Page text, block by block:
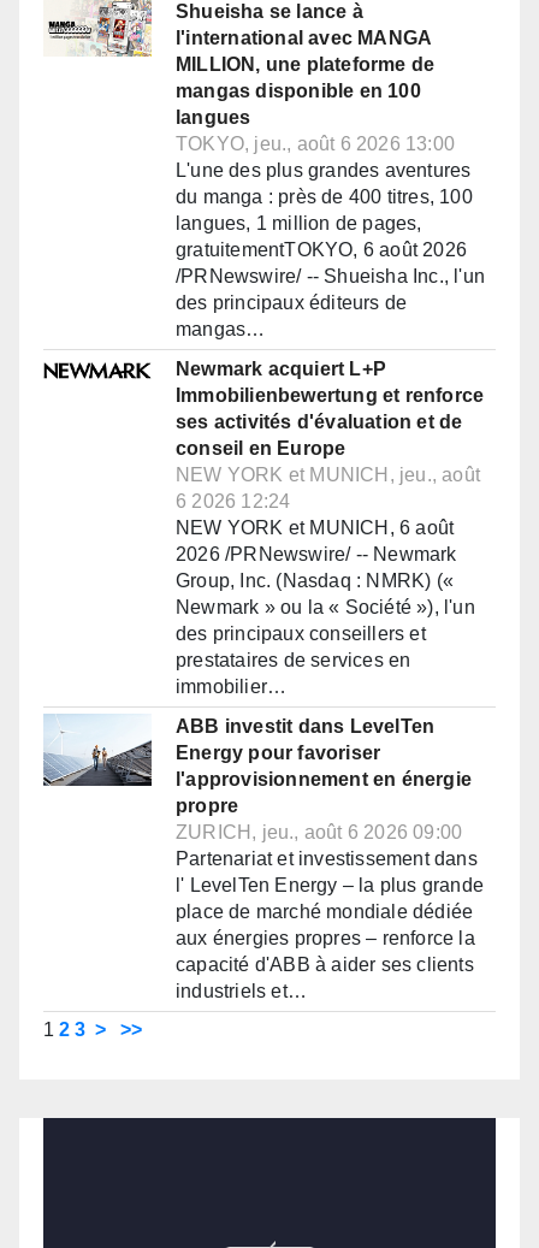
Shueisha se lance à
l'international avec MANGA
MILLION, une plateforme de
mangas disponible en 100
langues
TOKYO, jeu., août 6 2026 13:00
L'une des plus grandes aventures
du manga : près de 400 titres, 100
langues, 1 million de pages,
gratuitementTOKYO, 6 août 2026
/PRNewswire/ -- Shueisha Inc., l'un
des principaux éditeurs de
mangas…
Newmark acquiert L+P
Immobilienbewertung et renforce
ses activités d'évaluation et de
conseil en Europe
NEW YORK et MUNICH, jeu., août
6 2026 12:24
NEW YORK et MUNICH, 6 août
2026 /PRNewswire/ -- Newmark
Group, Inc. (Nasdaq : NMRK) («
Newmark » ou la « Société »), l'un
des principaux conseillers et
prestataires de services en
immobilier…
ABB investit dans LevelTen
Energy pour favoriser
l'approvisionnement en énergie
propre
ZURICH, jeu., août 6 2026 09:00
Partenariat et investissement dans
l' LevelTen Energy – la plus grande
place de marché mondiale dédiée
aux énergies propres – renforce la
capacité d'ABB à aider ses clients
industriels et…
1 2 3 > >>